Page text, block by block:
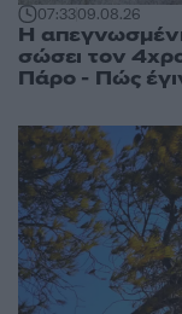
07:3309.08.26
Η
σώσει τον
Πάρο - Πώς